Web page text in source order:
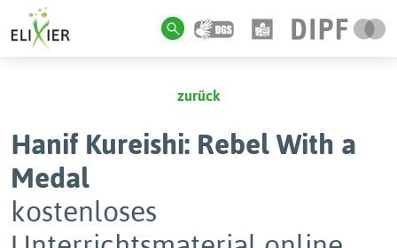
zurück
Hanif Kureishi: Rebel With a
Medal
kostenloses